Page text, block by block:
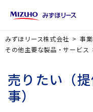
みずほリース株式会社 事
その他主要な製品・サービス
売りたい（
事）